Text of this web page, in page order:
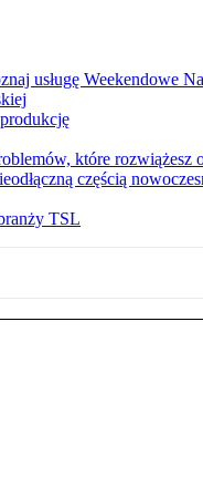
usługę Weekendowe
które rozwiążesz
częścią
TSL